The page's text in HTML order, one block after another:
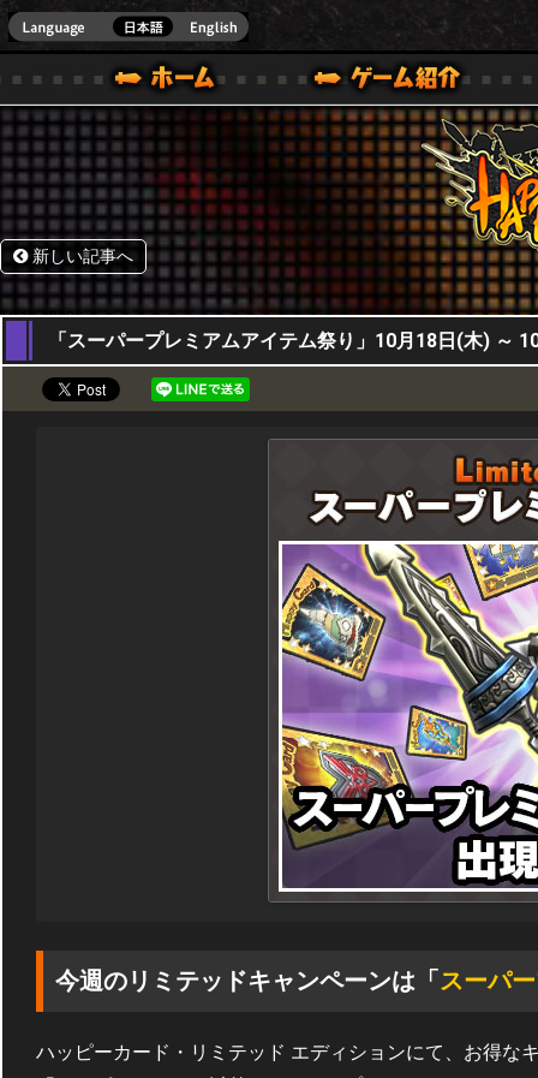
ONE VER.]
ガイド
ル｜HAPPY WARS(ハッピーウォーズ)公式サイト [ XBOX 360,XBOX ONE VER.]
サポート | HAPPY WARS(ハッピーウォーズ)公式サイ
新しい記事へ
18,10,2018
「スーパープレミアムアイテム祭り」10月18日(木) ～
今週のリミテッドキャンペーンは「 スーパ
ハッピーカード・リミテッド エディションにて、お得な